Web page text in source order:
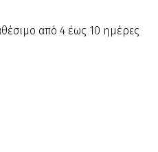
από 4 έως 10 ημέρες